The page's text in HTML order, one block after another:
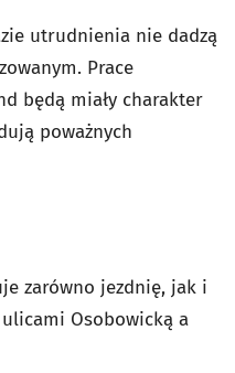
utrudnienia nie dadzą
Prace
będą miały charakter
poważnych
zarówno jezdnię, jak i
Osobowicką a